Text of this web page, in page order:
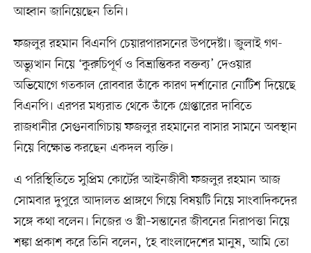
আহ্বান জানিয়েছেন তিনি।
ফজলুর রহমান বিএনপি চেয়ারপারসনের উপদেষ্টা। জুলাই গণ-
অভ্যুত্থান নিয়ে ‘কুরুচিপূর্ণ ও বিভ্রান্তিকর বক্তব্য’ দেওয়ার
অভিযোগে গতকাল রোববার তাঁকে কারণ দর্শানোর নোটিশ দিয়েছে
বিএনপি। এরপর মধ্যরাত থেকে তাঁকে গ্রেপ্তারের দাবিতে
রাজধানীর সেগুনবাগিচায় ফজলুর রহমানের বাসার সামনে অবস্থান
নিয়ে বিক্ষোভ করছেন একদল ব্যক্তি।
এ পরিস্থিতিতে সুপ্রিম কোর্টের আইনজীবী ফজলুর রহমান আজ
সোমবার দুপুরে আদালত প্রাঙ্গণে গিয়ে বিষয়টি নিয়ে সাংবাদিকদের
সঙ্গে কথা বলেন। নিজের ও স্ত্রী–সন্তানের জীবনের নিরাপত্তা নিয়ে
শঙ্কা প্রকাশ করে তিনি বলেন, ‘হে বাংলাদেশের মানুষ, আমি তো